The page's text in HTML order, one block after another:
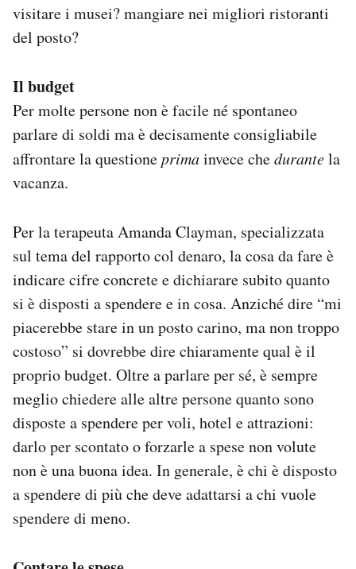
visitare i musei? mangiare nei migliori ristoranti
del posto?
Il budget
Per molte persone non è facile né spontaneo
parlare di soldi ma è decisamente consigliabile
affrontare la questioneprimainvece chedurantela
vacanza.
Per la terapeuta Amanda Clayman, specializzata
sul tema del rapporto col denaro, la cosa da fare è
indicare cifre concrete e dichiarare subito quanto
si è disposti a spendere e in cosa. Anziché dire “mi
piacerebbe stare in un posto carino, ma non troppo
costoso” si dovrebbe dire chiaramente qual è il
proprio budget. Oltre a parlare per sé, è sempre
meglio chiedere alle altre persone quanto sono
disposte a spendere per voli, hotel e attrazioni:
darlo per scontato o forzarle a spese non volute
non è una buona idea. In generale, è chi è disposto
a spendere di più che deve adattarsi a chi vuole
spendere di meno.